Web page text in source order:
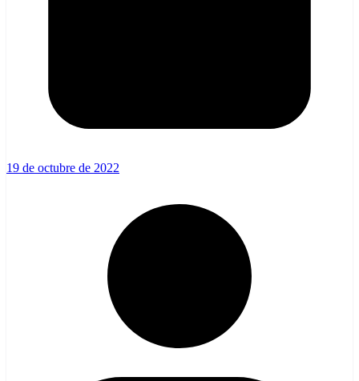
19 de octubre de 2022